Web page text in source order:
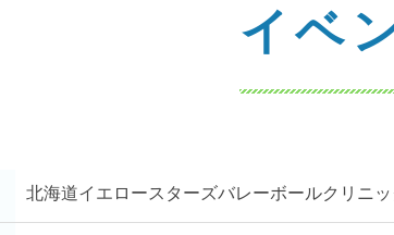
イベ
北海道イエロースターズバレーボールクリニ